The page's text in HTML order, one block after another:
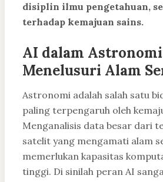
disiplin ilmu pengetahuan,
terhadap kemajuan sains.
AI dalam
Menelusuri Alam
Astronomi adalah salah satu
paling terpengaruh oleh
Menganalisis data besar dari
satelit yang mengamati alam
memerlukan kapasitas
tinggi. Di sinilah peran AI